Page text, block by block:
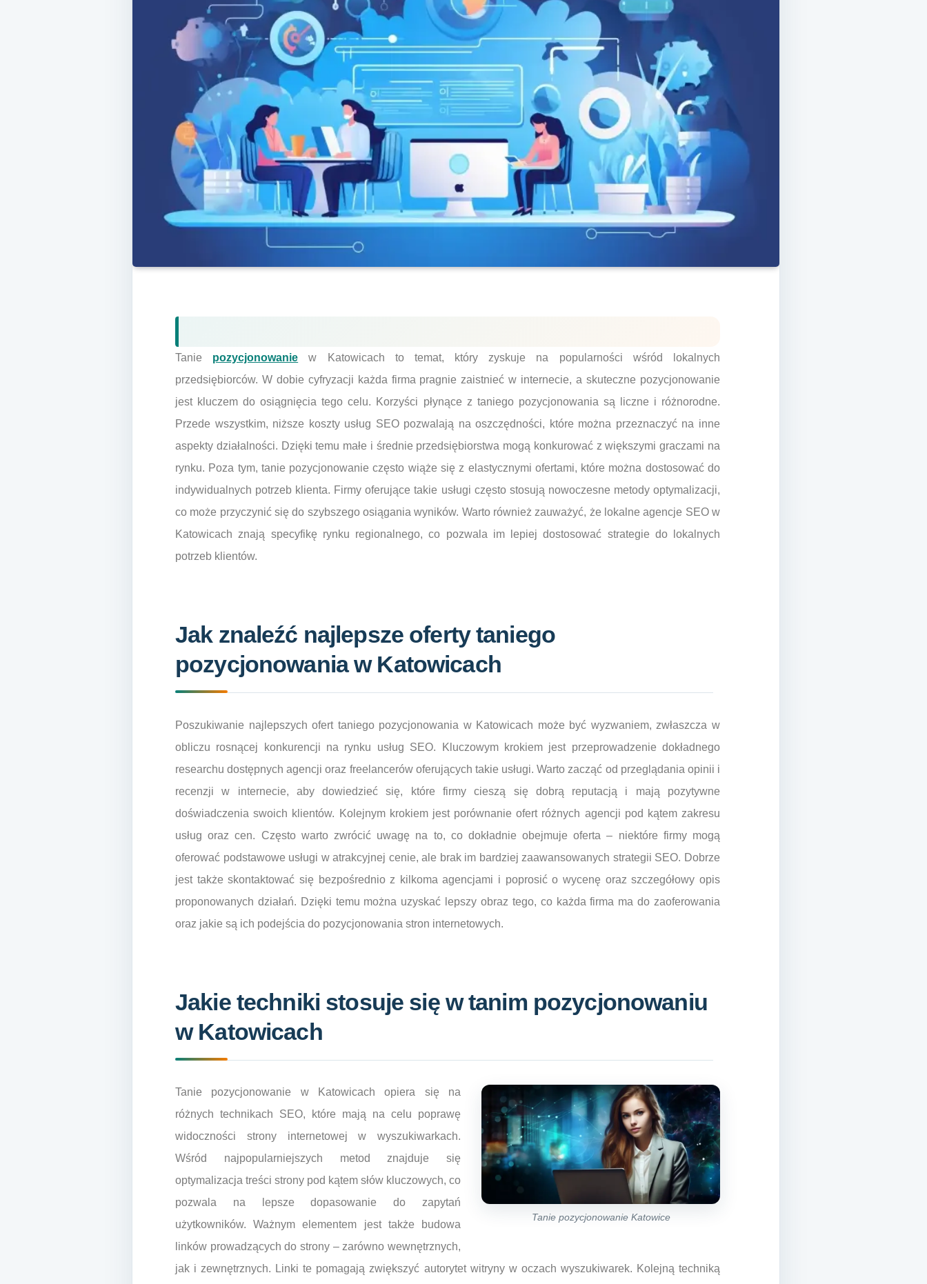
Tanie pozycjonowanie w Katowicach to temat, który zyskuje na popularności wśród lokalnych
przedsiębiorców. W dobie cyfryzacji każda firma pragnie zaistnieć w internecie, a skuteczne pozycjonowanie
jest kluczem do osiągnięcia tego celu. Korzyści płynące z taniego pozycjonowania są liczne i różnorodne.
Przede wszystkim, niższe koszty usług SEO pozwalają na oszczędności, które można przeznaczyć na inne
aspekty działalności. Dzięki temu małe i średnie przedsiębiorstwa mogą konkurować z większymi graczami na
rynku. Poza tym, tanie pozycjonowanie często wiąże się z elastycznymi ofertami, które można dostosować do
indywidualnych potrzeb klienta. Firmy oferujące takie usługi często stosują nowoczesne metody optymalizacji,
co może przyczynić się do szybszego osiągania wyników. Warto również zauważyć, że lokalne agencje SEO w
Katowicach znają specyfikę rynku regionalnego, co pozwala im lepiej dostosować strategie do lokalnych
potrzeb klientów.
Jak znaleźć najlepsze oferty taniego
pozycjonowania w Katowicach
Poszukiwanie najlepszych ofert taniego pozycjonowania w Katowicach może być wyzwaniem, zwłaszcza w
obliczu rosnącej konkurencji na rynku usług SEO. Kluczowym krokiem jest przeprowadzenie dokładnego
researchu dostępnych agencji oraz freelancerów oferujących takie usługi. Warto zacząć od przeglądania opinii i
recenzji w internecie, aby dowiedzieć się, które firmy cieszą się dobrą reputacją i mają pozytywne
doświadczenia swoich klientów. Kolejnym krokiem jest porównanie ofert różnych agencji pod kątem zakresu
usług oraz cen. Często warto zwrócić uwagę na to, co dokładnie obejmuje oferta – niektóre firmy mogą
oferować podstawowe usługi w atrakcyjnej cenie, ale brak im bardziej zaawansowanych strategii SEO. Dobrze
jest także skontaktować się bezpośrednio z kilkoma agencjami i poprosić o wycenę oraz szczegółowy opis
proponowanych działań. Dzięki temu można uzyskać lepszy obraz tego, co każda firma ma do zaoferowania
oraz jakie są ich podejścia do pozycjonowania stron internetowych.
Jakie techniki stosuje się w tanim pozycjonowaniu
w Katowicach
Tanie pozycjonowanie Katowice
Tanie pozycjonowanie w Katowicach opiera się na
różnych technikach SEO, które mają na celu poprawę
widoczności strony internetowej w wyszukiwarkach.
Wśród najpopularniejszych metod znajduje się
optymalizacja treści strony pod kątem słów kluczowych, co
pozwala na lepsze dopasowanie do zapytań
użytkowników. Ważnym elementem jest także budowa
linków prowadzących do strony – zarówno wewnętrznych,
jak i zewnętrznych. Linki te pomagają zwiększyć autorytet witryny w oczach wyszukiwarek. Kolejną techniką